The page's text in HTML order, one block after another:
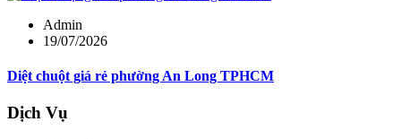
Admin
19/07/2026
Diệt chuột giá rẻ phường An Long TPHCM
Dịch Vụ